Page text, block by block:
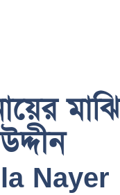
মাঝি
Nayer